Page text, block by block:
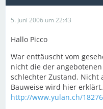
5. Juni 2006 um 22:43
Hallo Picco
War enttäuscht vom
nicht die der
schlechter Zustand. Nicht
Bauweise wird hier erklärt.
http://www.yulan.ch/